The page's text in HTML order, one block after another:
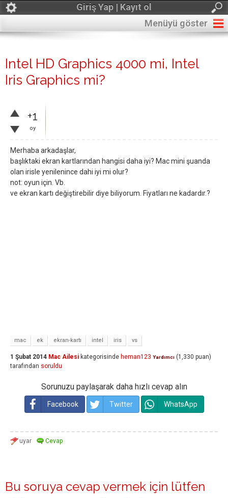
Giriş Yap | Kayıt ol
Menüyü göster
Intel HD Graphics 4000 mi, Intel
Iris Graphics mi?
+1
oy
Merhaba arkadaşlar,
başlıktaki ekran kartlarından hangisi daha iyi? Mac mini şuanda
olan irisle yenilenince dahi iyi mi olur?
not: oyun için. Vb.
ve ekran kartı değiştirebilir diye biliyorum. Fiyatları ne kadardır.?
mac ek ekran-kartı intel iris vs
1 Şubat 2014 Mac Ailesi kategorisinde heman123 Yardımcı (1,330 puan)
tarafından soruldu
Sorunuzu paylaşarak daha hızlı cevap alın
Facebook Twitter WhatsApp
Bu soruya cevap vermek için lütfen